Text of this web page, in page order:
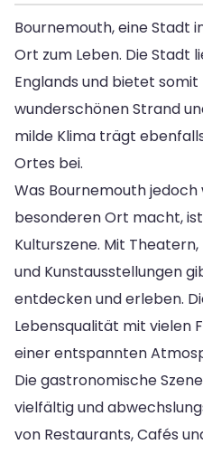
Bournemouth, eine Stadt
Ort zum Leben. Die Stadt
Englands und bietet somit
wunderschönen Strand
milde Klima trägt
Ortes bei.
Was Bournemouth jedoch
besonderen Ort macht,
Kulturszene. Mit
und Kunstausstellungen
entdecken und erleben.
Lebensqualität mit vielen
einer entspannten
Die gastronomische
vielfältig und
von Restaurants, Cafés